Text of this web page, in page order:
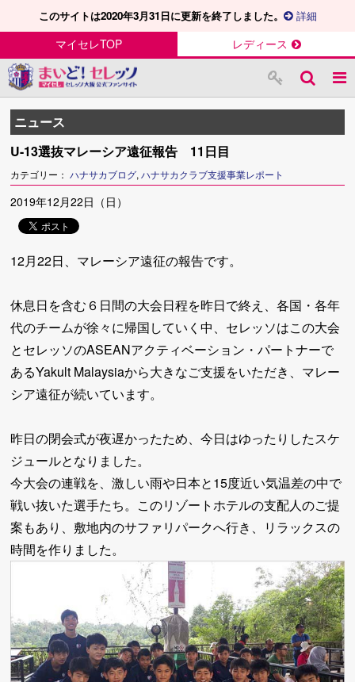
このサイトは2020年3月31日に更新を終了しました。 詳細
マイセレTOP レディース
ニュース
U-13選抜マレーシア遠征報告 11日目
カテゴリー：ハナサカブログ, ハナサカクラブ支援事業レポート
2019年12月22日（日）
12月22日、マレーシア遠征の報告です。
休息日を含む６日間の大会日程を昨日で終え、各国・各年
代のチームが徐々に帰国していく中、セレッソはこの大会
とセレッソのASEANアクティベーション・パートナーで
あるYakult Malaysiaから大きなご支援をいただき、マレー
シア遠征が続いています。
昨日の閉会式が夜遅かったため、今日はゆったりしたスケ
ジュールとなりました。
今大会の連戦を、激しい雨や日本と15度近い気温差の中で
戦い抜いた選手たち。このリゾートホテルの支配人のご提
案もあり、敷地内のサファリパークへ行き、リラックスの
時間を作りました。